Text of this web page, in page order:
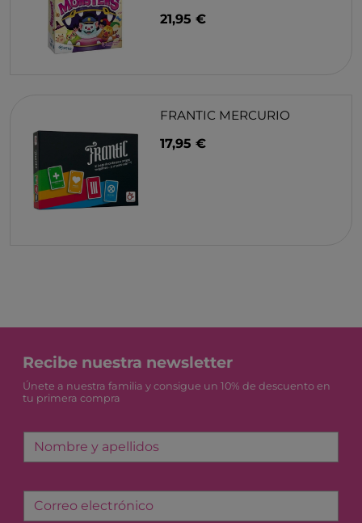
21,95 €
FRANTIC MERCURIO
17,95 €
Recibe nuestra newsletter
Únete a nuestra familia y consigue un 10% de descuento en
tu primera compra
Nombre y apellidos
Correo electrónico